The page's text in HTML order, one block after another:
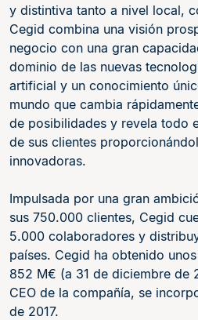
y distintiva tanto a nivel local,
Cegid combina una visión
negocio con una gran
dominio de las nuevas
artificial y un conocimiento
mundo que cambia
de posibilidades y revela todo
de sus clientes
innovadoras.
Impulsada por una gran
sus 750.000 clientes, Cegid
5.000 colaboradores y
países. Cegid ha obtenido
852 M€ (a 31 de diciembre de
CEO de la compañía, se
de 2017.